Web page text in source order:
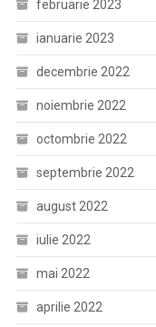
februarie 2023
ianuarie 2023
decembrie 2022
noiembrie 2022
octombrie 2022
septembrie 2022
august 2022
iulie 2022
mai 2022
aprilie 2022